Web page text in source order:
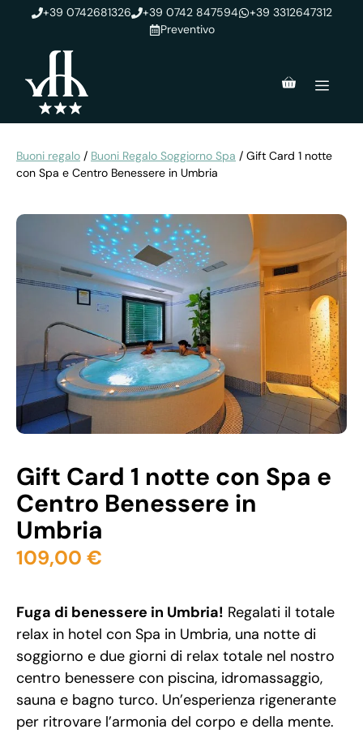
contenuto
+39 0742681326 +39 0742 847594
+39 3312647312
Preventivo
Buoni regalo / Buoni Regalo Soggiorno Spa / Gift Card 1 notte
con Spa e Centro Benessere in Umbria
Gift Card 1 notte con Spa e
Centro Benessere in
Umbria
109,00 €
Fuga di benessere in Umbria! Regalati il totale
relax in hotel con Spa in Umbria, una notte di
soggiorno e due giorni di relax totale nel nostro
centro benessere con piscina, idromassaggio,
sauna e bagno turco. Un’esperienza rigenerante
per ritrovare l’armonia del corpo e della mente.